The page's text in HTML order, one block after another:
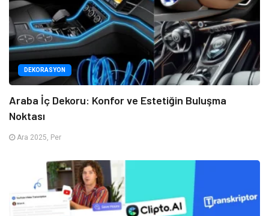
DEKORASYON
Araba İç Dekoru: Konfor ve Estetiğin Buluşma
Noktası
Ara 2025, Per